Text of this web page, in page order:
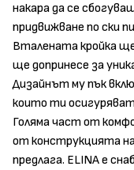
накара да се
придвижване по ски
Вталената кройка
ще допринесе за
Дизайнът му пък
които ти
Голяма част от
от конструкцията
предлага. ELINA е